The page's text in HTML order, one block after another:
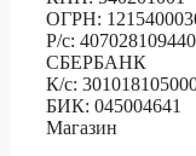
ОГРН:
Р/с:
СБЕРБАНК
К/с:
БИК: 045004641
Магазин